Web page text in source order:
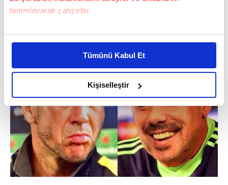
tanımlayarak çalışırlar.
Bu çerezlere izin vermeniz halinde sizlere özel
daha iyi reklam deneyimi yaşatabiliriz. Bunu yaparken
amacımızın size daha iyi bir reklam deneyimi sunmak
olduğunu ve sizlere en iyi içerikleri sunabilmek adına
elimizden gelen çabayı gösterdiğimizi ve bu noktada,
reklamların maliyetlerimizi karşılamak noktasında tek gelir
kalemimiz olduğunu sizlere hatırlatmak isteriz.
Her halükârda, kullanıcılar, bu çerezlere izin vermedikleri
takdirde, kullanıcılara hedefli reklamlar
gösterilmeyecektir."
Tümünü Kabul Et
Kişiselleştir